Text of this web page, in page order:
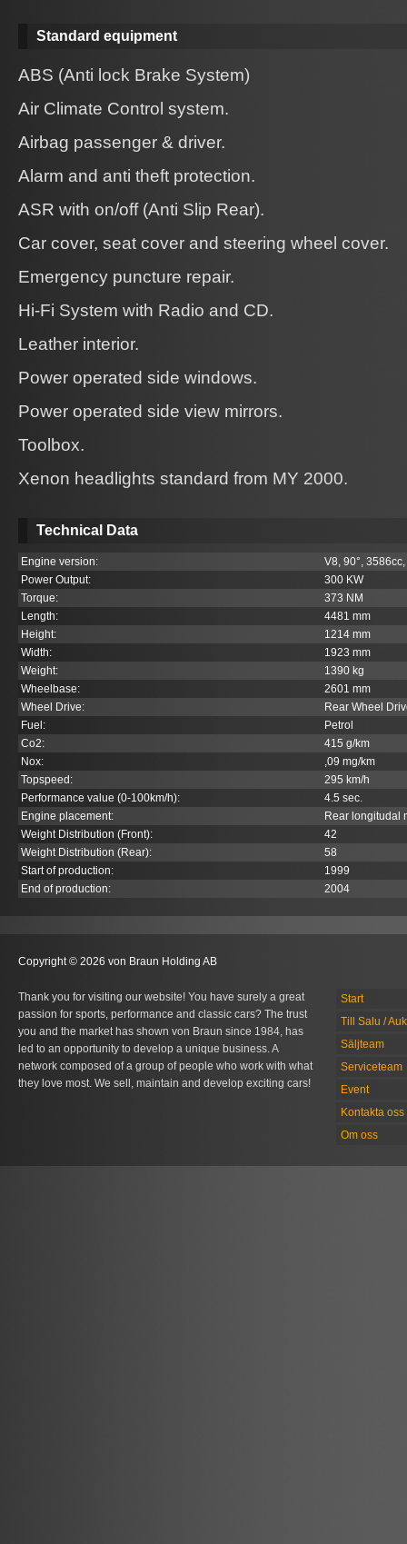
Standard equipment
ABS (Anti lock Brake System)
Air Climate Control system.
Airbag passenger & driver.
Alarm and anti theft protection.
ASR with on/off (Anti Slip Rear).
Car cover, seat cover and steering wheel cover.
Emergency puncture repair.
Hi-Fi System with Radio and CD.
Leather interior.
Power operated side windows.
Power operated side view mirrors.
Toolbox.
Xenon headlights standard from MY 2000.
Technical Data
Engine version:
V8, 90°,
Power Output:
300 KW
Torque:
373 NM
Length:
4481 mm
Height:
1214 mm
Width:
1923 mm
Weight:
1390 kg
Wheelbase:
2601 mm
Wheel Drive:
Rear Wheel
Fuel:
Petrol
Co2:
415 g/km
Nox:
,09 mg/km
Topspeed:
295 km/h
Performance value (0-100km/h):
4.5 sec.
Engine placement:
Rear longitudal
Weight Distribution (Front):
42
Weight Distribution (Rear):
58
Start of production:
1999
End of production:
2004
Copyright © 2026 von Braun Holding AB
Thank you for visiting our website! You have surely a great
passion for sports, performance and classic cars? The trust
you and the market has shown von Braun since 1984, has
led to an opportunity to develop a unique business. A
network composed of a group of people who work with what
they love most. We sell, maintain and develop exciting cars!
Start
Till Salu /
Säljteam
Serviceteam
Event
Kontakta oss
Om oss